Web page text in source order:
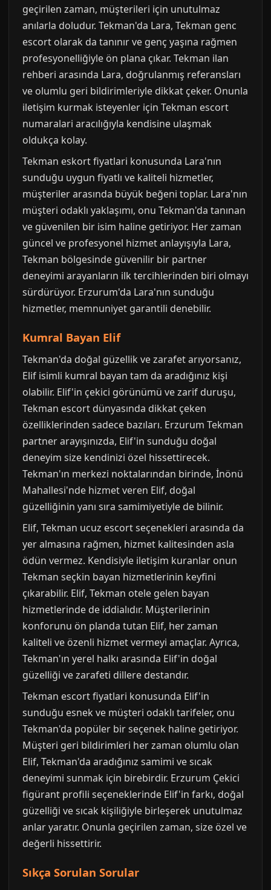
geçirilen zaman, müşterileri için unutulmaz
anılarla doludur. Tekman'da Lara, Tekman genc
escort olarak da tanınır ve genç yaşına rağmen
profesyonelliğiyle ön plana çıkar. Tekman ilan
rehberi arasında Lara, doğrulanmış referansları
ve olumlu geri bildirimleriyle dikkat çeker. Onunla
iletişim kurmak isteyenler için Tekman escort
numaralari aracılığıyla kendisine ulaşmak
oldukça kolay.
Tekman eskort fiyatlari konusunda Lara'nın
sunduğu uygun fiyatlı ve kaliteli hizmetler,
müşteriler arasında büyük beğeni toplar. Lara'nın
müşteri odaklı yaklaşımı, onu Tekman'da tanınan
ve güvenilen bir isim haline getiriyor. Her zaman
güncel ve profesyonel hizmet anlayışıyla Lara,
Tekman bölgesinde güvenilir bir partner
deneyimi arayanların ilk tercihlerinden biri olmayı
sürdürüyor. Erzurum'da Lara'nın sunduğu
hizmetler, memnuniyet garantili denebilir.
Kumral Bayan Elif
Tekman'da doğal güzellik ve zarafet arıyorsanız,
Elif isimli kumral bayan tam da aradığınız kişi
olabilir. Elif'in çekici görünümü ve zarif duruşu,
Tekman escort dünyasında dikkat çeken
özelliklerinden sadece bazıları. Erzurum Tekman
partner arayışınızda, Elif'in sunduğu doğal
deneyim size kendinizi özel hissettirecek.
Tekman'ın merkezi noktalarından birinde, İnönü
Mahallesi'nde hizmet veren Elif, doğal
güzelliğinin yanı sıra samimiyetiyle de bilinir.
Elif, Tekman ucuz escort seçenekleri arasında da
yer almasına rağmen, hizmet kalitesinden asla
ödün vermez. Kendisiyle iletişim kuranlar onun
Tekman seçkin bayan hizmetlerinin keyfini
çıkarabilir. Elif, Tekman otele gelen bayan
hizmetlerinde de iddialıdır. Müşterilerinin
konforunu ön planda tutan Elif, her zaman
kaliteli ve özenli hizmet vermeyi amaçlar. Ayrıca,
Tekman'ın yerel halkı arasında Elif'in doğal
güzelliği ve zarafeti dillere destandır.
Tekman escort fiyatlari konusunda Elif'in
sunduğu esnek ve müşteri odaklı tarifeler, onu
Tekman'da popüler bir seçenek haline getiriyor.
Müşteri geri bildirimleri her zaman olumlu olan
Elif, Tekman'da aradığınız samimi ve sıcak
deneyimi sunmak için birebirdir. Erzurum Çekici
figürant profili seçeneklerinde Elif'in farkı, doğal
güzelliği ve sıcak kişiliğiyle birleşerek unutulmaz
anlar yaratır. Onunla geçirilen zaman, size özel ve
değerli hissettirir.
Sıkça Sorulan Sorular